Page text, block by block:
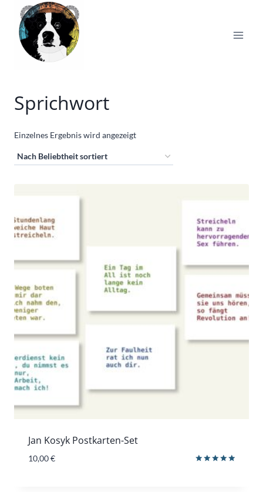
Inhalt
springen
Sprichwort
Einzelnes Ergebnis wird angezeigt
Jan Kosyk Postkarten-Set
10,00€